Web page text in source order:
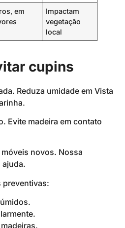
em
Impactam
vegetação
local
cupins
Reduza umidade em Vista
Evite madeira em contato
novos. Nossa
ajuda.
preventivas: